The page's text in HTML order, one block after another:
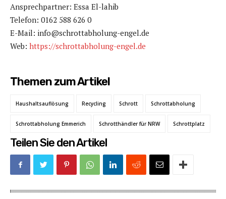
Ansprechpartner: Essa El-lahib
Telefon: 0162 588 626 0
E-Mail: info@schrottabholung-engel.de
Web: https://schrottabholung-engel.de
Themen zum Artikel
Haushaltsauflösung Recycling Schrott Schrottabholung
Schrottabholung Emmerich Schrotthändler für NRW Schrottplatz
Teilen Sie den Artikel